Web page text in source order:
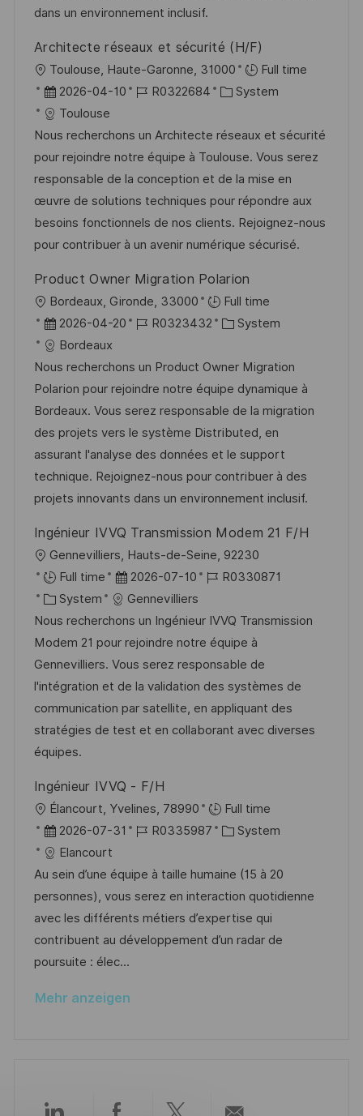
e
V
e
r
ö
f
f
e
n
t
l
i
c
h
u
n
g
e
dans un environnement inclusif.
Architecte réseaux et sécurité (H/F)
O
r
t
Toulouse, Haute-Garonne, 31000
Full time
D
a
t
u
m
d
e
r
e
r
ö
f
f
e
n
t
l
i
c
h
u
n
g
2026-04-10
J
b
-
I
D
R0322684
K
t
e
g
o
r
i
System
Toulouse
Nous recherchons un Architecte réseaux et sécurité
pour rejoindre notre équipe à Toulouse. Vous serez
responsable de la conception et de la mise en
œuvre de solutions techniques pour répondre aux
besoins fonctionnels de nos clients. Rejoignez-nous
pour contribuer à un avenir numérique sécurisé.
Product Owner Migration Polarion
O
r
t
Bordeaux, Gironde, 33000
Full time
D
a
t
u
m
d
e
r
V
r
ö
f
f
e
n
t
l
i
c
h
u
n
g
2026-04-20
J
b
-
I
D
R0323432
K
t
e
g
o
r
i
e
System
Bordeaux
Nous recherchons un Product Owner Migration
Polarion pour rejoindre notre équipe dynamique à
Bordeaux. Vous serez responsable de la migration
des projets vers le système Distributed, en
assurant l'analyse des données et le support
technique. Rejoignez-nous pour contribuer à des
projets innovants dans un environnement inclusif.
Ingénieur IVVQ Transmission Modem 21 F/H
O
r
t
Gennevilliers, Hauts-de-Seine, 92230
Full time
D
a
t
u
m
d
e
r
r
ö
f
e
n
t
l
i
2026-07-10
J
b
-
I
D
R0330871
K
a
t
e
g
o
r
i
System
Gennevilliers
Nous recherchons un Ingénieur IVVQ Transmission
Modem 21 pour rejoindre notre équipe à
Gennevilliers. Vous serez responsable de
l'intégration et de la validation des systèmes de
communication par satellite, en appliquant des
stratégies de test et en collaborant avec diverses
équipes.
Ingénieur IVVQ - F/H
O
r
t
Élancourt, Yvelines, 78990
Full time
D
a
t
u
m
d
e
V
2026-07-31
J
b
-
I
D
R0335987
K
t
e
g
o
System
Elancourt
Au sein d’une équipe à taille humaine (15 à 20
personnes), vous serez en interaction quotidienne
avec les différents métiers d’expertise qui
contribuent au développement d’un radar de
poursuite : élec...
Mehr anzeigen